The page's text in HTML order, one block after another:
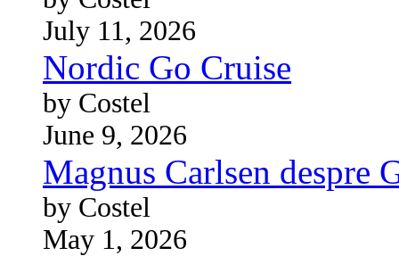
July 11, 2026
Nordic Go Cruise
by Costel
June 9, 2026
Magnus Carlsen despre
by Costel
May 1, 2026